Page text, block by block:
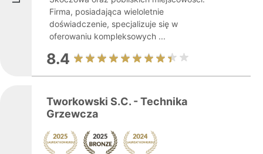
Firma, posiadająca wieloletnie
doświadczenie, specjalizuje się w
oferowaniu kompleksowych ...
8.4
Tworkowski S.C. - Technika
Grzewcza